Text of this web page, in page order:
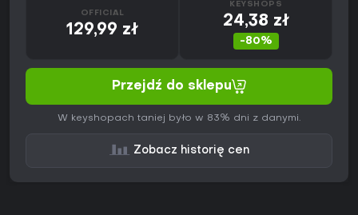
OFFICIAL
129,99 zł
KEYSHOPS
24,38 zł
-80%
Przejdź do sklepu
W keyshopach taniej było w 83% dni z danymi.
Zobacz historię cen